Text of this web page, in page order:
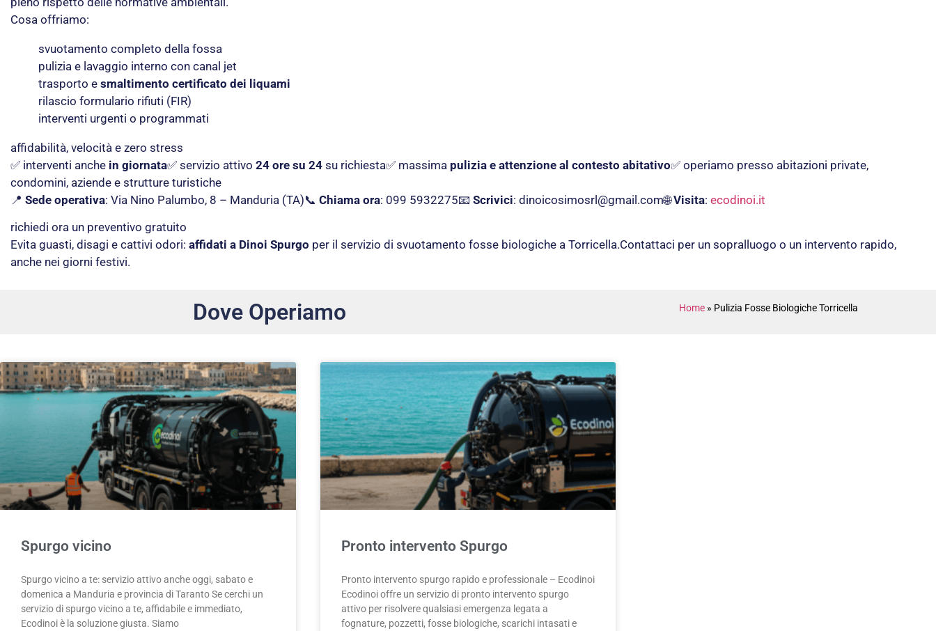
Cosa offriamo:
svuotamento completo della fossa
pulizia e lavaggio interno con canal jet
trasporto e smaltimento certificato dei liquami
rilascio formulario rifiuti (FIR)
interventi urgenti o programmati
affidabilità, velocità e zero stress
✅ interventi anche in giornata✅ servizio attivo 24 ore su 24 su richiesta✅ massima pulizia e attenzione al contesto abitativo✅ operiamo presso abitazioni private,
condomini, aziende e strutture turistiche
📍 Sede operativa: Via Nino Palumbo, 8 – Manduria (TA)📞 Chiama ora: 099 5932275📧 Scrivici: dinoicosimosrl@gmail.com🌐Visita: ecodinoi.it
richiedi ora un preventivo gratuito
Evita guasti, disagi e cattivi odori: affidati a Dinoi Spurgo per il servizio di svuotamento fosse biologiche a Torricella.Contattaci per un sopralluogo o un intervento rapido,
anche nei giorni festivi.
Dove Operiamo Home » Pulizia Fosse Biologiche Torricella
Spurgo vicino
Spurgo vicino a te: servizio attivo anche oggi, sabato e
domenica a Manduria e provincia di Taranto Se cerchi un
servizio di spurgo vicino a te, affidabile e immediato,
Ecodinoi è la soluzione giusta. Siamo
Pronto intervento Spurgo
Pronto intervento spurgo rapido e professionale – Ecodinoi
Ecodinoi offre un servizio di pronto intervento spurgo
attivo per risolvere qualsiasi emergenza legata a
fognature, pozzetti, fosse biologiche, scarichi intasati e